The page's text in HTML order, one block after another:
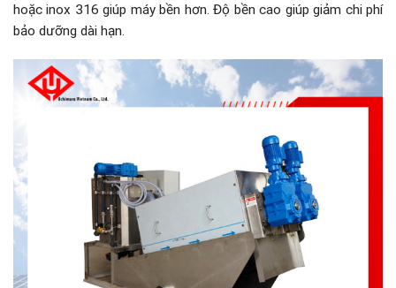
hoặc inox 316 giúp máy bền hơn. Độ bền cao giúp giảm chi phí
bảo dưỡng dài hạn.